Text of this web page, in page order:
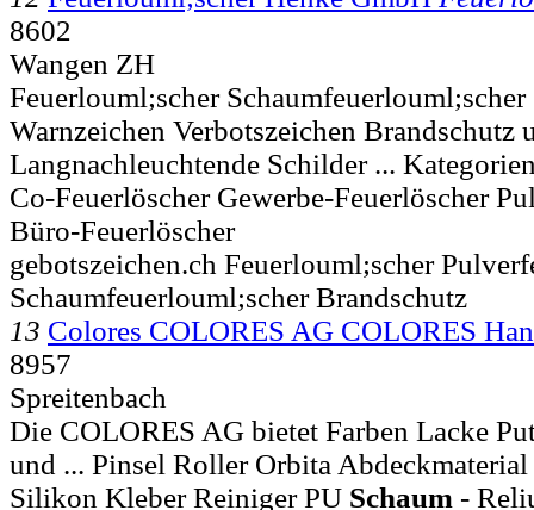
8602
Wangen ZH
Feuerlouml;scher Schaumfeuerlouml;scher
Warnzeichen Verbotszeichen Brandschutz
Langnachleuchtende Schilder ...
Co-Feuerlöscher Gewerbe-Feuerlöscher
Büro-Feuerlöscher
gebotszeichen.ch Feuerlouml;scher
Schaumfeuerlouml;scher Brandschutz
13 Colores COLORES AG COLORES
8957
Spreitenbach
Die COLORES AG bietet Farben Lacke
und ... Pinsel Roller Orbita
Silikon Kleber Reiniger PU Schaum -